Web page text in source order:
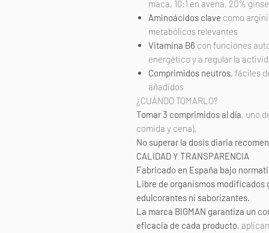
maca, 10:1 en avena, 20%
Aminoácidos clave como
metabólicos relevantes
Vitamina B6 con funciones
energético y a regular la
Comprimidos neutros, fáciles
añadidos
¿CUÁNDO TOMARLO?
Tomar 3 comprimidos al día, uno
comida y cena).
No superar la dosis diaria
CALIDAD Y TRANSPARENCIA
Fabricado en España bajo
Libre de organismos modificados
edulcorantes ni saborizantes.
La marca BIGMAN garantiza un
eficacia de cada producto,